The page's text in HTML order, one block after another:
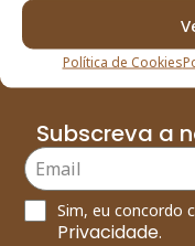
Política de Cookies
Subscreva a
Sim, eu concordo
Privacidade.